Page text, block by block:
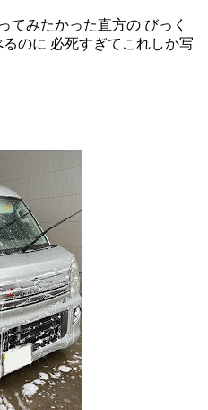
てみたかった直方の びっく
のに 必死すぎてこれしか写